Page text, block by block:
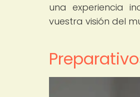
una experiencia
vuestra visión del